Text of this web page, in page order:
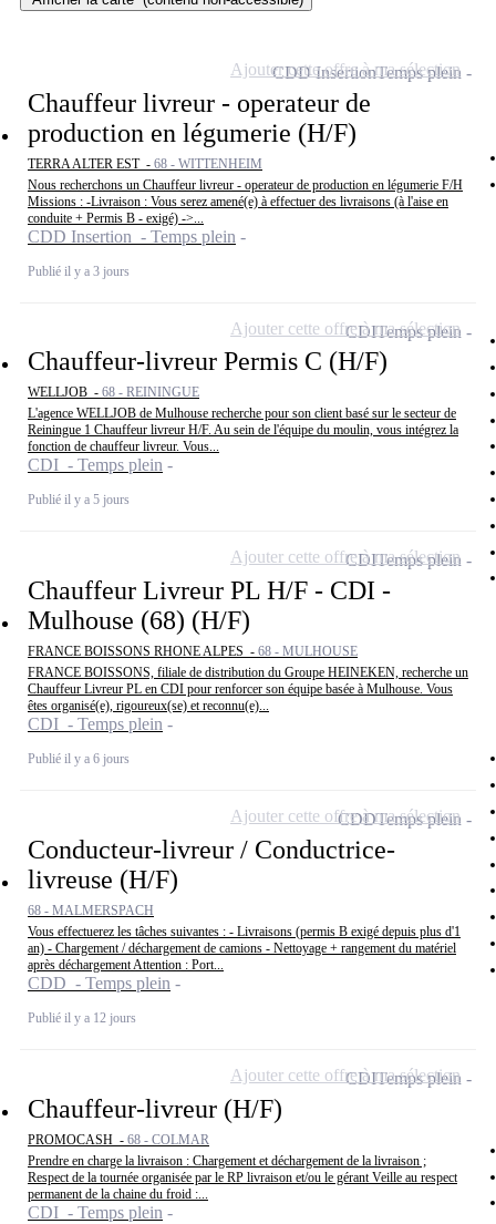
Chauffeur livreur - operateur de
production en légumerie (H/F)
TERRA ALTER EST - 68 - WITTENHEIM
Nous recherchons un Chauffeur livreur - operateur de production en légumerie F/H
Missions : -Livraison : Vous serez amené(e) à effectuer des livraisons (à l'aise en
conduite + Permis B - exigé) ->...
CDD Insertion - Temps plein
Publié il y a 3 jours
CDD InsertionTemps plein
Ajouter cette offre à ma sélection
Chauffeur-livreur Permis C (H/F)
WELLJOB - 68 - REININGUE
L'agence WELLJOB de Mulhouse recherche pour son client basé sur le secteur de
Reiningue 1 Chauffeur livreur H/F. Au sein de l'équipe du moulin, vous intégrez la
fonction de chauffeur livreur. Vous...
CDI - Temps plein
Publié il y a 5 jours
CDITemps plein
Ajouter cette offre à ma sélection
Chauffeur Livreur PL H/F - CDI -
Mulhouse (68) (H/F)
FRANCE BOISSONS RHONE ALPES - 68 - MULHOUSE
FRANCE BOISSONS, filiale de distribution du Groupe HEINEKEN, recherche un
Chauffeur Livreur PL en CDI pour renforcer son équipe basée à Mulhouse. Vous
êtes organisé(e), rigoureux(se) et reconnu(e)...
CDI - Temps plein
Publié il y a 6 jours
CDITemps plein
Ajouter cette offre à ma sélection
Conducteur-livreur / Conductrice-
livreuse (H/F)
68 - MALMERSPACH
Vous effectuerez les tâches suivantes : - Livraisons (permis B exigé depuis plus d'1
an) - Chargement / déchargement de camions - Nettoyage + rangement du matériel
après déchargement Attention : Port...
CDD - Temps plein
Publié il y a 12 jours
CDDTemps plein
Ajouter cette offre à ma sélection
Chauffeur-livreur (H/F)
PROMOCASH - 68 - COLMAR
Prendre en charge la livraison : Chargement et déchargement de la livraison ;
Respect de la tournée organisée par le RP livraison et/ou le gérant Veille au respect
permanent de la chaine du froid :...
CDI - Temps plein
CDITemps plein
Ajouter cette offre à ma sélection